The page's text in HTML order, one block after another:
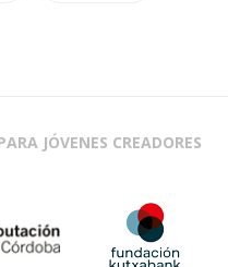
JÓVENES CREADORES